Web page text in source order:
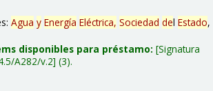
Agua y Energía Eléctrica, Sociedad del Estado,
disponibles para préstamo: Signatura
A282/v.2 (3).